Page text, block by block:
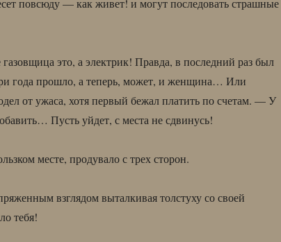
повсюду — как живет! и могут последовать страшные
это, а электрик! Правда, в последний раз был
года прошло, а теперь, может, и женщина… Или
от ужаса, хотя первый бежал платить по счетам. — У
Пусть уйдет, с места не сдвинусь!
месте, продувало с трех сторон.
взглядом выталкивая толстуху со своей
тебя!